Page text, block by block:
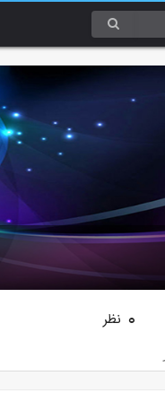
0 نظر